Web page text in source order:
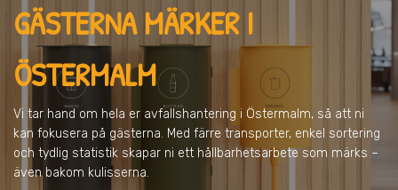
GÄSTERNA MÄRKER I
ÖSTERMALM
Vi tar hand om hela er avfallshantering i Östermalm, så att ni
kan fokusera på gästerna. Med färre transporter, enkel sortering
och tydlig statistik skapar ni ett hållbarhetsarbete som märks –
även bakom kulisserna.